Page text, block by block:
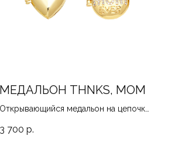
МЕДАЛЬОН THNKS, MOM
Открывающийся медальон на цепочке,
3 700 р.